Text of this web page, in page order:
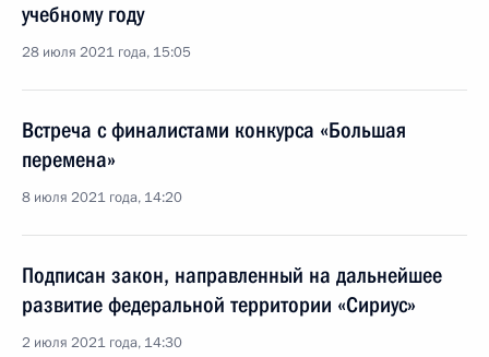
учебному году
28 июля 2021 года, 15:05
Встреча с финалистами конкурса «Большая
перемена»
8 июля 2021 года, 14:20
Подписан закон, направленный на дальнейшее
развитие федеральной территории «Сириус»
2 июля 2021 года, 14:30